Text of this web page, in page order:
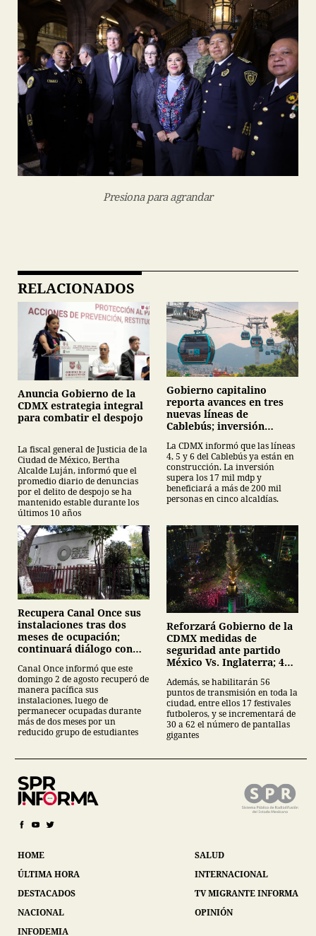
Presiona para agrandar
RELACIONADOS
Anuncia Gobierno de la
CDMX estrategia integral
para combatir el despojo
La fiscal general de Justicia de la
Ciudad de México, Bertha
Alcalde Luján, informó que el
promedio diario de denuncias
por el delito de despojo se ha
mantenido estable durante los
últimos 10 años
Gobierno capitalino
reporta avances en tres
nuevas líneas de
Cablebús; inversión
La CDMX informó que las líneas
4, 5 y 6 del Cablebús ya están en
construcción. La inversión
supera los 17 mil mdp y
beneficiará a más de 200 mil
personas en cinco alcaldías.
Recupera Canal Once sus
instalaciones tras dos
meses de ocupación;
continuará diálogo con
Canal Once informó que este
domingo 2 de agosto recuperó de
manera pacífica sus
instalaciones, luego de
permanecer ocupadas durante
más de dos meses por un
reducido grupo de estudiantes
Reforzará Gobierno de la
CDMX medidas de
seguridad ante partido
México Vs. Inglaterra; 40
62 pantallas en festivales
futboleros;
Además, se habilitarán 56
puntos de transmisión en toda la
ciudad, entre ellos 17 festivales
futboleros, y se incrementará de
30 a 62 el número de pantallas
gigantes
HOME
ÚLTIMA HORA
DESTACADOS
NACIONAL
INFODEMIA
SALUD
INTERNACIONAL
TV MIGRANTE INFORMA
OPINIÓN